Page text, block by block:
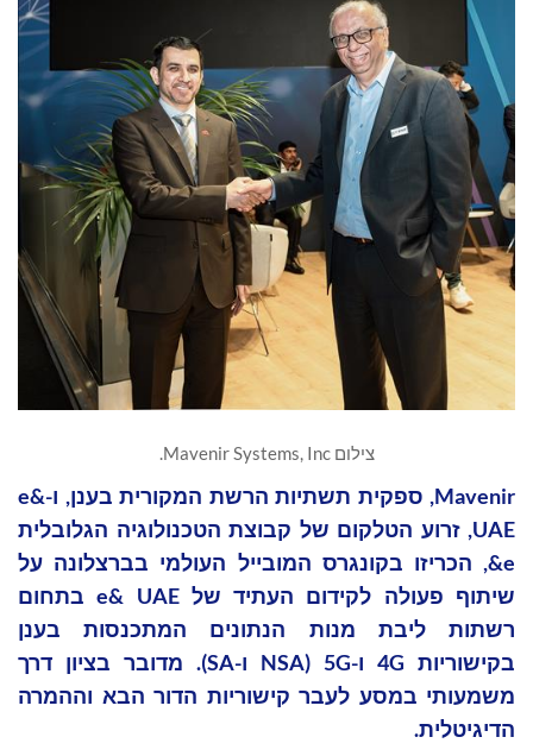
צילום Mavenir Systems, Inc.
Mavenir, ספקית תשתיות הרשת המקורית בענן, ו-e&
UAE, זרוע הטלקום של קבוצת הטכנולוגיה הגלובלית
e&, הכריזו בקונגרס המובייל העולמי בברצלונה על
שיתוף פעולה לקידום העתיד של e& UAE בתחום
רשתות ליבת מנות הנתונים המתכנסות בענן
בקישוריות 4G ו-5G (NSA ו-SA). מדובר בציון דרך
משמעותי במסע לעבר קישוריות הדור הבא וההמרה
הדיגיטלית.